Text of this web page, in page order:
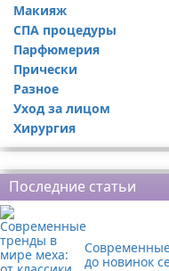
Макияж
СПА процедуры
Парфюмерия
Прически
Разное
Уход за лицом
Хирургия
Последние статьи
до новинок